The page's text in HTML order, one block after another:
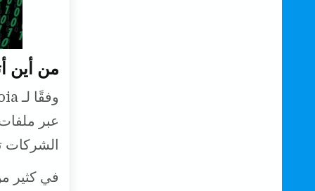
من أين
عبر
الشركات
في كثير